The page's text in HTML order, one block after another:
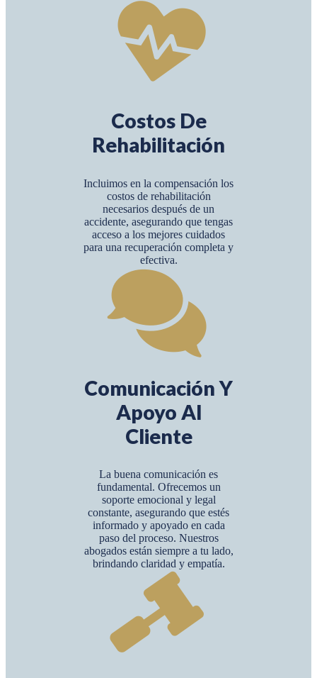
Costos De
Rehabilitación
Incluimos en la compensación los
costos de rehabilitación
necesarios después de un
accidente, asegurando que tengas
acceso a los mejores cuidados
para una recuperación completa y
efectiva.
Comunicación Y
Apoyo Al
Cliente
La buena comunicación es
fundamental. Ofrecemos un
soporte emocional y legal
constante, asegurando que estés
informado y apoyado en cada
paso del proceso. Nuestros
abogados están siempre a tu lado,
brindando claridad y empatía.